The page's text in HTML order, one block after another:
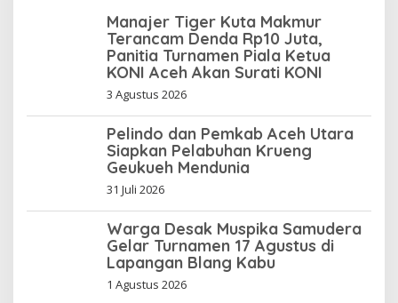
Manajer Tiger Kuta Makmur
Terancam Denda Rp10 Juta,
Panitia Turnamen Piala Ketua
KONI Aceh Akan Surati KONI
3 Agustus 2026
Pelindo dan Pemkab Aceh Utara
Siapkan Pelabuhan Krueng
Geukueh Mendunia
31 Juli 2026
Warga Desak Muspika Samudera
Gelar Turnamen 17 Agustus di
Lapangan Blang Kabu
1 Agustus 2026